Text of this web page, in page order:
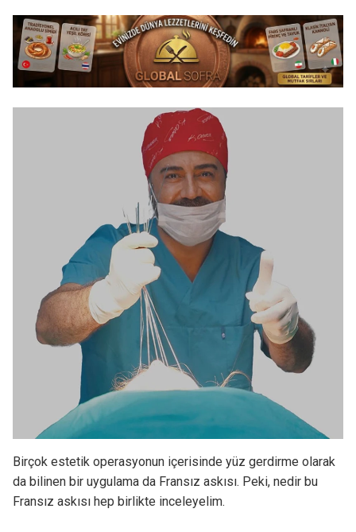
Birçok estetik operasyonun içerisinde yüz gerdirme olarak
da bilinen bir uygulama da Fransız askısı. Peki, nedir bu
Fransız askısı hep birlikte inceleyelim.